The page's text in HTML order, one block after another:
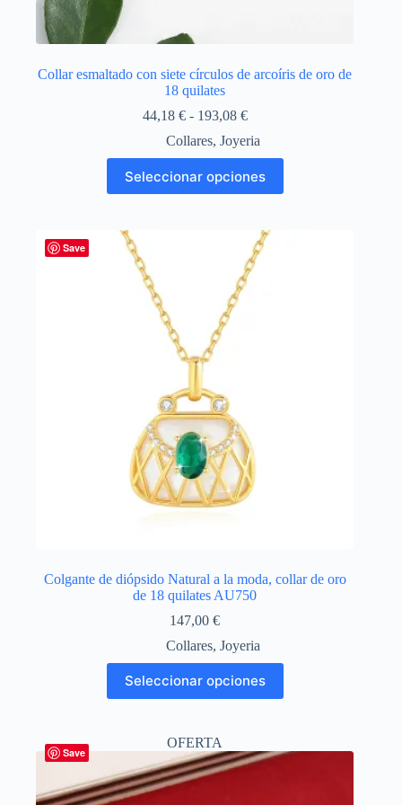
Collar esmaltado con siete círculos de arcoíris de oro de
18 quilates
44,18 € - 193,08 €Rango
precios:
desde
44,18 €
hasta
Collares, Joyeria
Seleccionar opciones
producto
tiene
pueden
elegir
página
de
producto
Save
Colgante de diópsido Natural a la moda, collar de oro
de 18 quilates AU750
147,00€
Collares, Joyeria
Seleccionar opciones
producto
tiene
variantes.
Las
opciones
se
Save
OFERTA